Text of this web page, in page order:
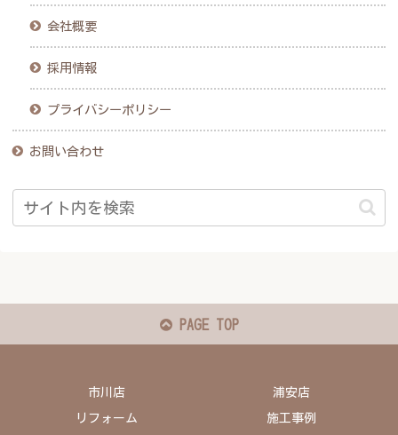
会社概要
採用情報
プライバシーポリシー
お問い合わせ
PAGE TOP
市川店 浦安店
リフォーム 施工事例